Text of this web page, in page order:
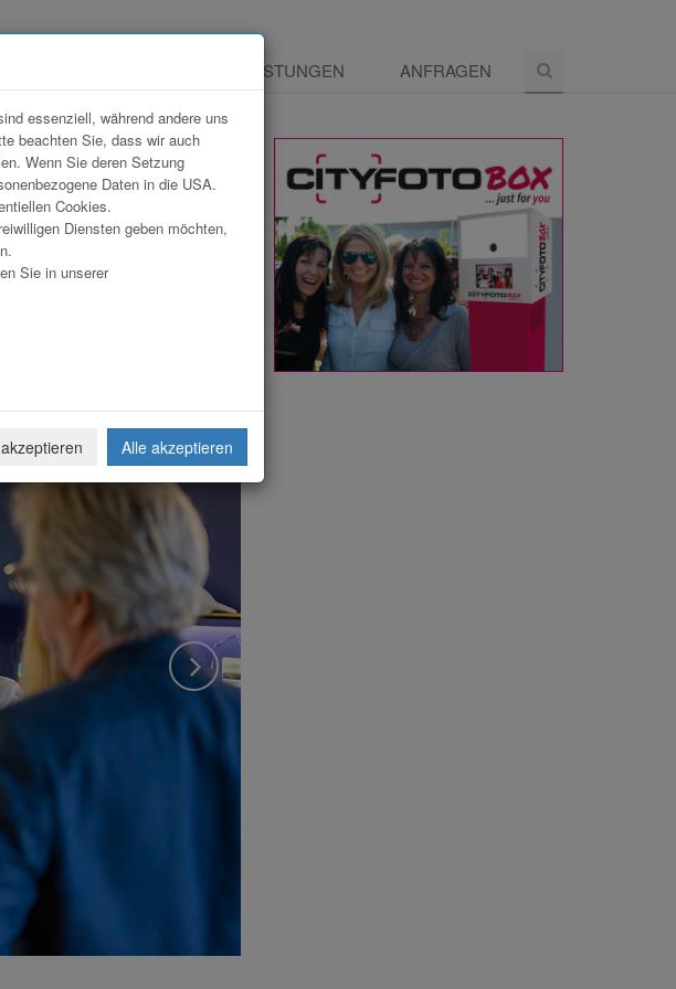
LEISTUNGEN ANFRAGEN
Weiterleiten
essenziell, während andere uns
beachten Sie, dass wir auch
Wenn Sie deren Setzung
Daten in die USA.
Cookies.
Diensten geben möchten,
Sie in unserer
Alle akzeptieren